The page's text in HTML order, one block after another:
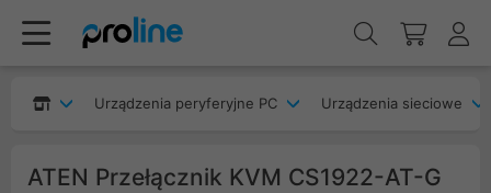
Urządzenia peryferyjne PC Urządzenia sieciowe
ATEN Przełącznik KVM CS1922-AT-G